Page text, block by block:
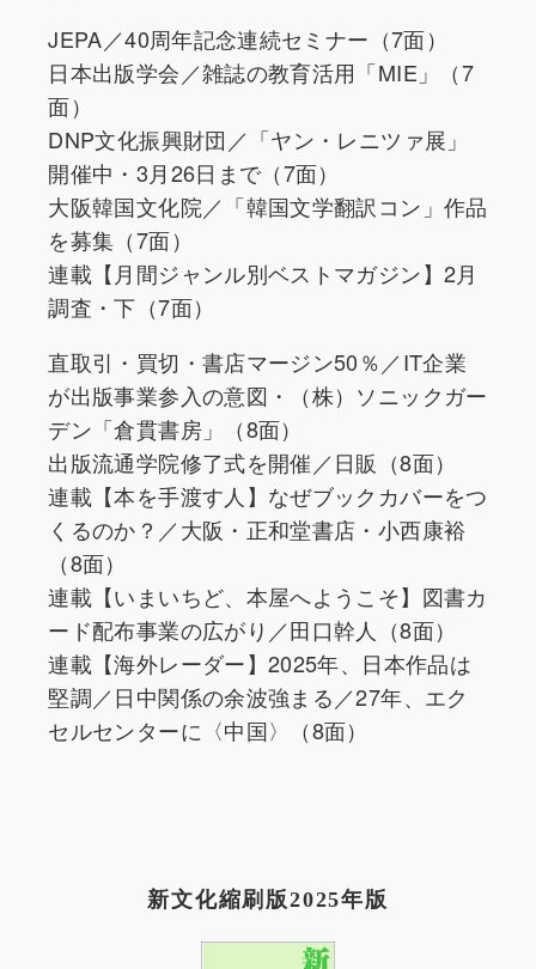
JEPA／40周年記念連続セミナー（7面）
日本出版学会／雑誌の教育活用「MIE」（7
面）
DNP文化振興財団／「ヤン・レニツァ展」
開催中・3月26日まで（7面）
大阪韓国文化院／「韓国文学翻訳コン」作品
を募集（7面）
連載【月間ジャンル別ベストマガジン】2月
調査・下（7面）
直取引・買切・書店マージン50％／IT企業
が出版事業参入の意図・（株）ソニックガー
デン「倉貫書房」（8面）
出版流通学院修了式を開催／日販（8面）
連載【本を手渡す人】なぜブックカバーをつ
くるのか？／大阪・正和堂書店・小西康裕
（8面）
連載【いまいちど、本屋へようこそ】図書カ
ード配布事業の広がり／田口幹人（8面）
連載【海外レーダー】2025年、日本作品は
堅調／日中関係の余波強まる／27年、エク
セルセンターに〈中国〉（8面）
新文化縮刷版2025年版